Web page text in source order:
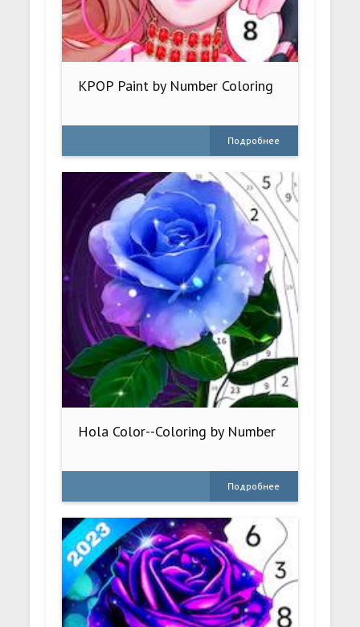
KPOP Paint by Number Coloring
Подробнее
Hola Color--Coloring by Number
Подробнее